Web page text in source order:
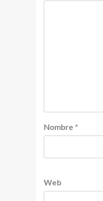
Nombre *
Web